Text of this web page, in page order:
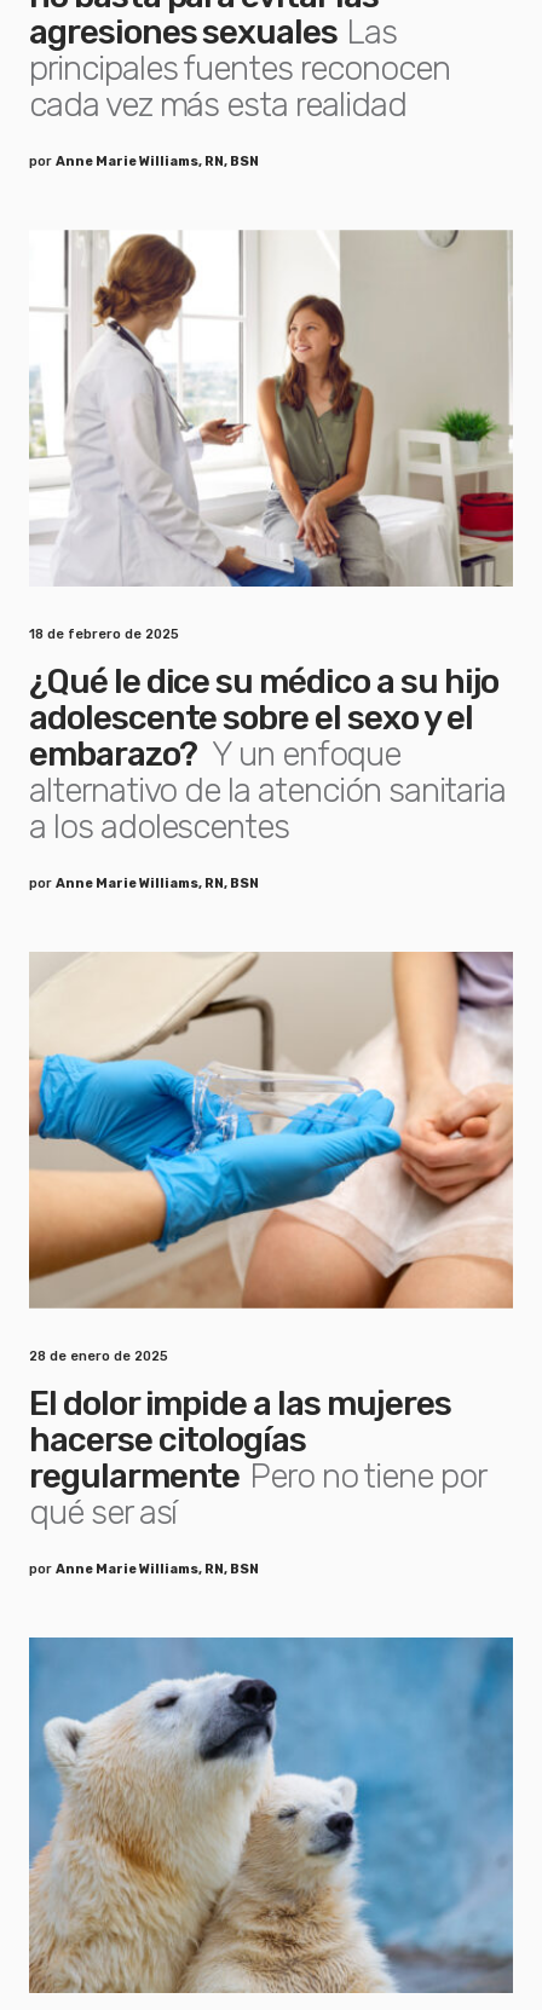
agresiones sexuales Las
principales fuentes reconocen
cada vez más esta realidad
por Anne Marie Williams, RN, BSN
18 de febrero de 2025
¿Qué le dice su médico a su hijo
adolescente sobre el sexo y el
embarazo? Y un enfoque
alternativo de la atención sanitaria
a los adolescentes
por Anne Marie Williams, RN, BSN
28 de enero de 2025
El dolor impide a las mujeres
hacerse citologías
regularmente Pero no tiene por
qué ser así
por Anne Marie Williams, RN, BSN